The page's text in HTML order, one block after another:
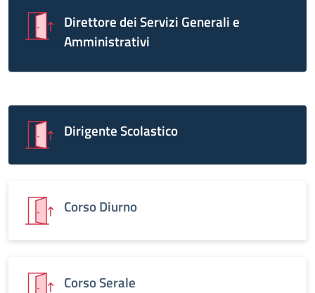
Direttore dei Servizi Generali e
Amministrativi
Dirigente Scolastico
Corso Diurno
Corso Serale